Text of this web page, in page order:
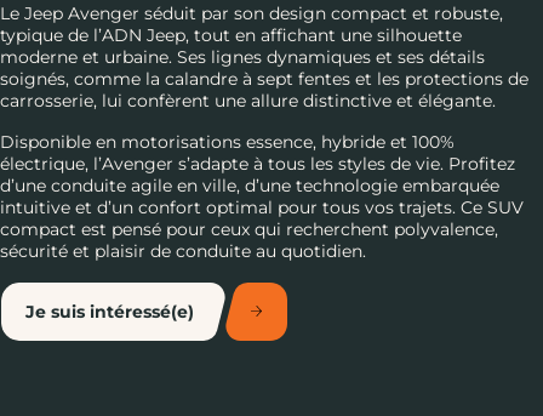
Le Jeep Avenger séduit par son design compact et robuste,
typique de l’ADN Jeep, tout en affichant une silhouette
moderne et urbaine. Ses lignes dynamiques et ses détails
soignés, comme la calandre à sept fentes et les protections de
carrosserie, lui confèrent une allure distinctive et élégante.
Disponible en motorisations essence, hybride et 100%
électrique, l’Avenger s’adapte à tous les styles de vie. Profitez
d’une conduite agile en ville, d’une technologie embarquée
intuitive et d’un confort optimal pour tous vos trajets. Ce SUV
compact est pensé pour ceux qui recherchent polyvalence,
sécurité et plaisir de conduite au quotidien.
Je suis intéressé(e)